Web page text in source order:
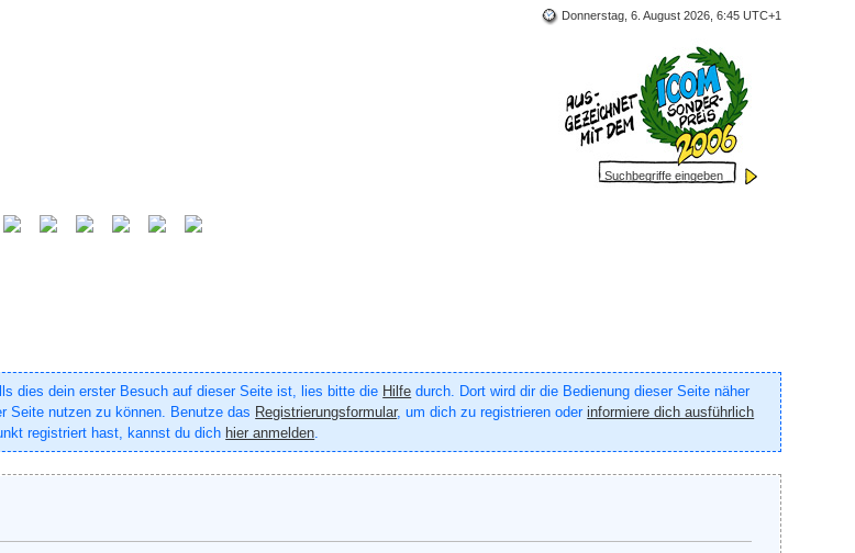
Donnerstag, 6. August 2026, 6:45 UTC+1
dies dein erster Besuch auf dieser Seite ist, lies bitte die Hilfe durch. Dort wird dir die Bedienung dieser Seite näher
Seite nutzen zu können. Benutze das Registrierungsformular, um dich zu registrieren oderinformiere dich ausführlich
registriert hast, kannst du dich hier anmelden.